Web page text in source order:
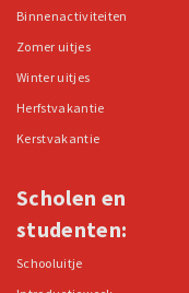
Binnenactiviteiten
Zomer uitjes
Winter uitjes
Herfstvakantie
Kerstvakantie
Scholen en
studenten:
Schooluitje